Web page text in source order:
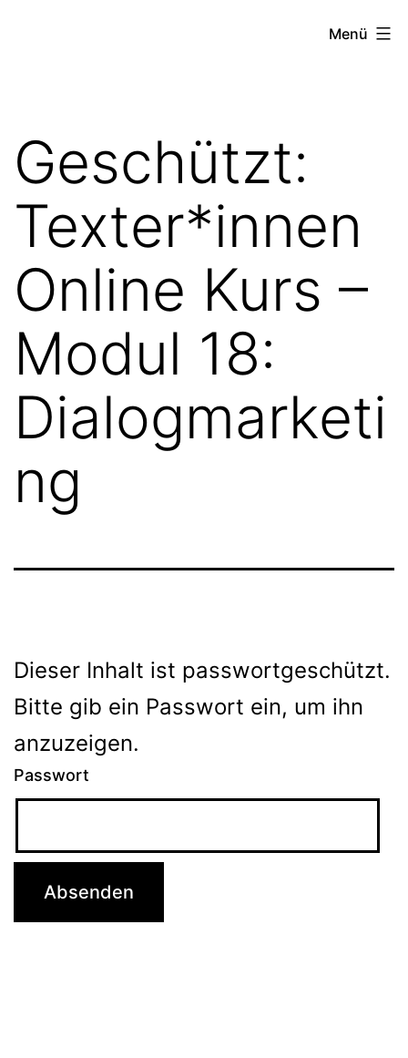
Menü
Geschützt:
Texter*innen
Online Kurs –
Modul 18:
Dialogmarketi
ng
Dieser Inhalt ist passwortgeschützt.
Bitte gib ein Passwort ein, um ihn
anzuzeigen.
Passwort